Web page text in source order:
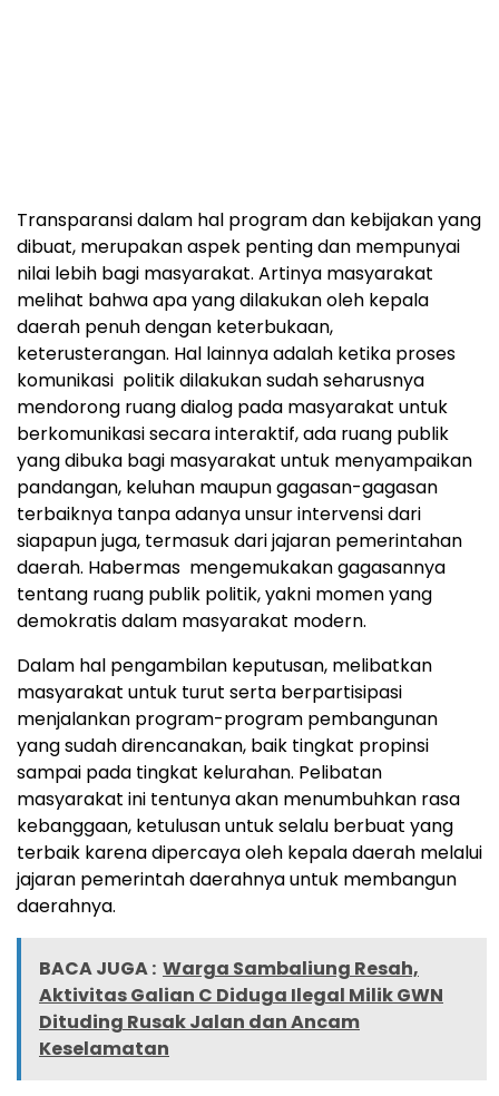
Transparansi dalam hal program dan kebijakan yang
dibuat, merupakan aspek penting dan mempunyai
nilai lebih bagi masyarakat. Artinya masyarakat
melihat bahwa apa yang dilakukan oleh kepala
daerah penuh dengan keterbukaan,
keterusterangan. Hal lainnya adalah ketika proses
komunikasi politik dilakukan sudah seharusnya
mendorong ruang dialog pada masyarakat untuk
berkomunikasi secara interaktif, ada ruang publik
yang dibuka bagi masyarakat untuk menyampaikan
pandangan, keluhan maupun gagasan-gagasan
terbaiknya tanpa adanya unsur intervensi dari
siapapun juga, termasuk dari jajaran pemerintahan
daerah. Habermas mengemukakan gagasannya
tentang ruang publik politik, yakni momen yang
demokratis dalam masyarakat modern.
Dalam hal pengambilan keputusan, melibatkan
masyarakat untuk turut serta berpartisipasi
menjalankan program-program pembangunan
yang sudah direncanakan, baik tingkat propinsi
sampai pada tingkat kelurahan. Pelibatan
masyarakat ini tentunya akan menumbuhkan rasa
kebanggaan, ketulusan untuk selalu berbuat yang
terbaik karena dipercaya oleh kepala daerah melalui
jajaran pemerintah daerahnya untuk membangun
daerahnya.
BACA JUGA : Warga Sambaliung Resah,
Aktivitas Galian C Diduga Ilegal Milik GWN
Dituding Rusak Jalan dan Ancam
Keselamatan